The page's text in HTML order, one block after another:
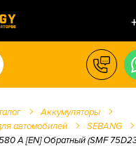
Аккумуляторы
автомобилей
SEBANG
А [EN] Обратный (SMF